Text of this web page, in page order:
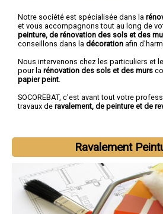
Notre société est spécialisée dans la
et vous accompagnons tout au long de
peinture, de rénovation des sols et des
conseillons dans la décoration afin
Nous intervenons chez les particuliers et
pour la rénovation des sols et des murs
papier peint.
SOCOREBAT, c'est avant tout votre
travaux de ravalement, de peinture et de
Ravalement